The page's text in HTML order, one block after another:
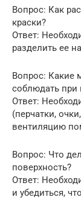
Вопрос: Как
краски?
Ответ:
разделить ее
Вопрос: Какие
соблюдать при
Ответ:
(перчатки,
вентиляцию
Вопрос: Что
поверхность?
Ответ:
и убедиться,